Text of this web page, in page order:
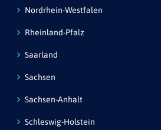
Nordrhein-Westfalen
Rheinland-Pfalz
Saarland
Sachsen
Sachsen-Anhalt
Schleswig-Holstein